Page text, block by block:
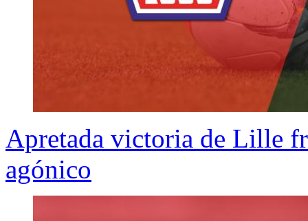
Apretada victoria de Lille
agónico